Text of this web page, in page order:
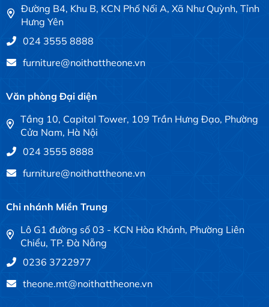
Đường B4, Khu B, KCN Phố Nối A, Xã Như Quỳnh, Tỉnh
Hưng Yên
024 3555 8888
furniture@noithattheone.vn
Văn phòng Đại diện
Tầng 10, Capital Tower, 109 Trần Hưng Đạo, Phường
Cửa Nam, Hà Nội
024 3555 8888
furniture@noithattheone.vn
Chi nhánh Miền Trung
Lô G1 đường số 03 - KCN Hòa Khánh, Phường Liên
Chiểu, TP. Đà Nẵng
0236 3722977
theone.mt@noithattheone.vn